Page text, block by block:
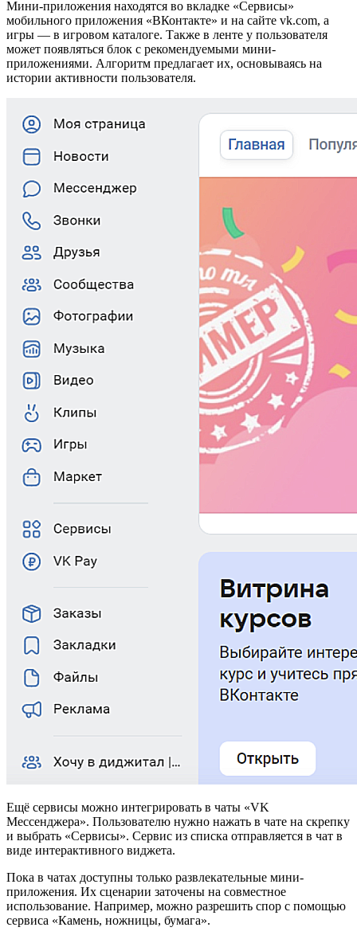
Мини-приложения находятся во вкладке «Сервисы»
мобильного приложения «ВКонтакте» и на сайте vk.com, а
игры — в игровом каталоге. Также в ленте у пользователя
может появляться блок с рекомендуемыми мини-
приложениями. Алгоритм предлагает их, основываясь на
истории активности пользователя.
Ещё сервисы можно интегрировать в чаты «VK
Мессенджера». Пользователю нужно нажать в чате на скрепку
и выбрать «Сервисы». Сервис из списка отправляется в чат в
виде интерактивного виджета.
Пока в чатах доступны только развлекательные мини-
приложения. Их сценарии заточены на совместное
использование. Например, можно разрешить спор с помощью
сервиса «Камень, ножницы, бумага».